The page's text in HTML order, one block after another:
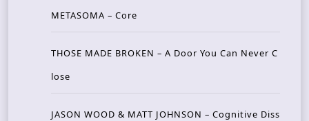
METASOMA – Core
THOSE MADE BROKEN – A Door You Can Never C
lose
JASON WOOD & MATT JOHNSON – Cognitive Diss